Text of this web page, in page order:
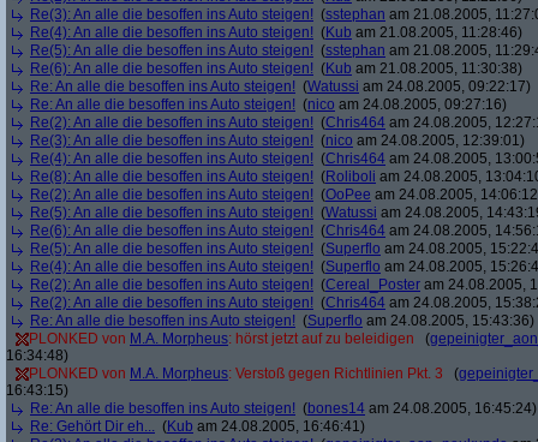
Re(3): An alle die besoffen ins Auto steigen! (sstephan am 21.08.2005,
Re(4): An alle die besoffen ins Auto steigen! (Kub am 21.08.2005, 11:28:46)
Re(5): An alle die besoffen ins Auto steigen! (sstephan am 21.08.2005,
Re(6): An alle die besoffen ins Auto steigen! (Kub am 21.08.2005, 11:30:38)
Re: An alle die besoffen ins Auto steigen! (Watussi am 24.08.2005, 09:22:17)
Re: An alle die besoffen ins Auto steigen! (nico am 24.08.2005, 09:27:16)
Re(2): An alle die besoffen ins Auto steigen! (Chris464 am 24.08.2005,
Re(3): An alle die besoffen ins Auto steigen! (nico am 24.08.2005, 12:39:01)
Re(4): An alle die besoffen ins Auto steigen! (Chris464 am 24.08.2005,
Re(8): An alle die besoffen ins Auto steigen! (Roliboli am 24.08.2005,
Re(2): An alle die besoffen ins Auto steigen! (OoPee am 24.08.2005,
Re(5): An alle die besoffen ins Auto steigen! (Watussi am 24.08.2005,
Re(6): An alle die besoffen ins Auto steigen! (Chris464 am 24.08.2005,
Re(5): An alle die besoffen ins Auto steigen! (Superflo am 24.08.2005,
Re(4): An alle die besoffen ins Auto steigen! (Superflo am 24.08.2005,
Re(2): An alle die besoffen ins Auto steigen! (Cereal_Poster am 24.08.2005,
Re(2): An alle die besoffen ins Auto steigen! (Chris464 am 24.08.2005,
Re: An alle die besoffen ins Auto steigen! (Superflo am 24.08.2005, 15:43:36)
PLONKED von M.A. Morpheus: hörst jetzt auf zu beleidigen (
16:34:48)
PLONKED von M.A. Morpheus: Verstoß gegen Richtlinien Pkt. 3 (
16:43:15)
Re: An alle die besoffen ins Auto steigen! (bones14 am 24.08.2005, 16:45:24)
Re: Gehört Dir eh... (Kub am 24.08.2005, 16:46:41)